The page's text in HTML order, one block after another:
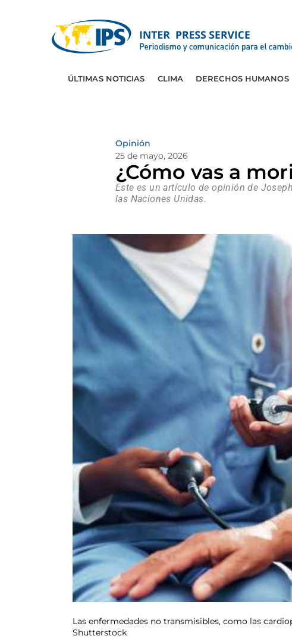
ÚLTIMAS NOTICIAS CLIMA DERECHOS HUMANOS
Opinión
25 de mayo, 2026
¿Cómo vas a
Este es un artículo de opinión de
las Naciones Unidas.
Las enfermedades no transmisibles, como las
Shutterstock